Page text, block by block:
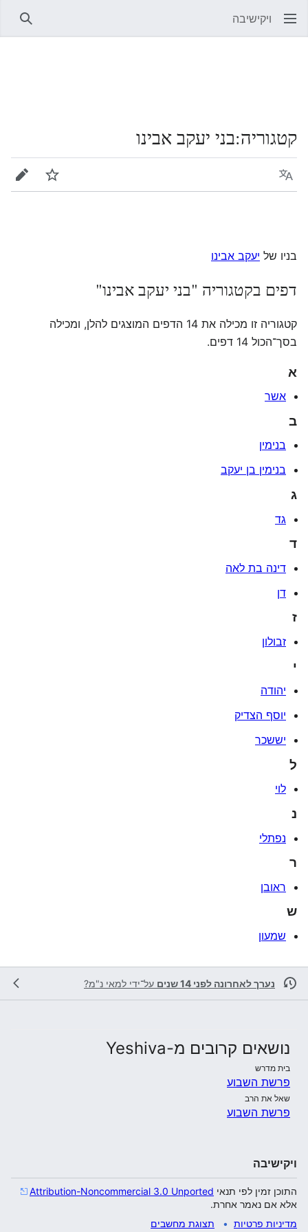
ויקישיבה
קטגוריה:בני יעקב אבינו
שפה מעקב
בניו של יעקב אבינו
דפים בקטגוריה "בני יעקב אבינו"
קטגוריה זו מכילה את 14 הדפים המוצגים להלן, ומכילה
בסך־הכול 14 דפים.
א
אשר
ב
בנימין
בנימין בן יעקב
ג
גד
ד
דינה בת לאה
דן
ז
זבולון
י
יהודה
יוסף הצדיק
יששכר
ל
לוי
נ
נפתלי
ר
ראובן
ש
שמעון
נערך לאחרונה לפני 14 שנים על־ידי למאי נ"מ?
נושאים קרובים מ-Yeshiva
בית מדרש
פרשת השבוע
שאל את הרב
פרשת השבוע
ויקישיבה
התוכן זמין לפי תנאי Attribution-Noncommercial 3.0 Unported
אלא אם נאמר אחרת.
מדיניות פרטיות
תצוגת מחשבים